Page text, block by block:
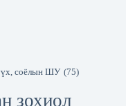
соёлын ШУ (75)
зохиол